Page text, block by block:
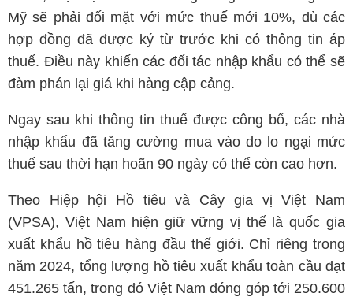
Mỹ sẽ phải đối mặt với mức thuế mới 10%, dù các
hợp đồng đã được ký từ trước khi có thông tin áp
thuế. Điều này khiến các đối tác nhập khẩu có thể sẽ
đàm phán lại giá khi hàng cập cảng.
Ngay sau khi thông tin thuế được công bố, các nhà
nhập khẩu đã tăng cường mua vào do lo ngại mức
thuế sau thời hạn hoãn 90 ngày có thể còn cao hơn.
Theo Hiệp hội Hồ tiêu và Cây gia vị Việt Nam
(VPSA), Việt Nam hiện giữ vững vị thế là quốc gia
xuất khẩu hồ tiêu hàng đầu thế giới. Chỉ riêng trong
năm 2024, tổng lượng hồ tiêu xuất khẩu toàn cầu đạt
451.265 tấn, trong đó Việt Nam đóng góp tới 250.600